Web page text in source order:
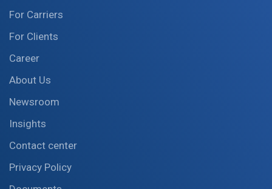
For Carriers
For Clients
Career
About Us
Newsroom
Insights
Contact center
Privacy Policy